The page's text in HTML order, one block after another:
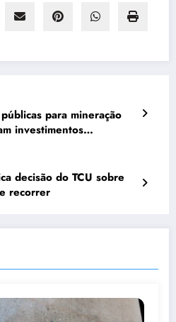
para mineração
investimentos
decisão do TCU sobre
recorrer